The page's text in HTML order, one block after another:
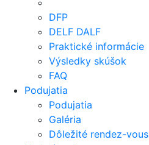
DFP
DELF DALF
Praktické informácie
Výsledky skúšok
FAQ
Podujatia
Podujatia
Galéria
Dôležité rendez-vous